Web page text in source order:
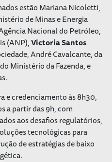
estão Mariana Nicoletti,
de Minas e Energia
Nacional do Petróleo,
(ANP),Victoria Santos
André Cavalcante, da
Ministério da Fazenda, e
e credenciamento às 8h30,
a partir das 9h, com
aos desafios regulatórios,
tecnológicas para
de estratégias de baixo